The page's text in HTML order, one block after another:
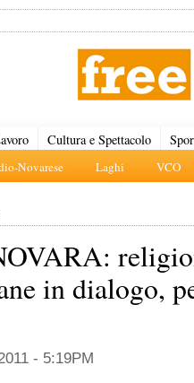
Novarese Laghi VCO
Cultura e Spettacolo
in dialogo,
- 5:19PM